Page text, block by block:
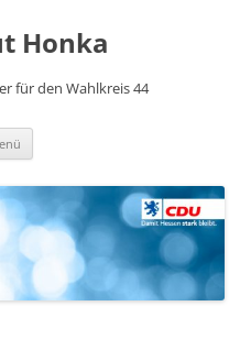
Honka
für den Wahlkreis 44